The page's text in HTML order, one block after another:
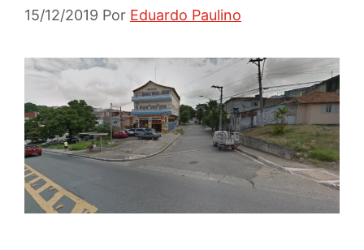
15/12/2019 Por Eduardo Paulino